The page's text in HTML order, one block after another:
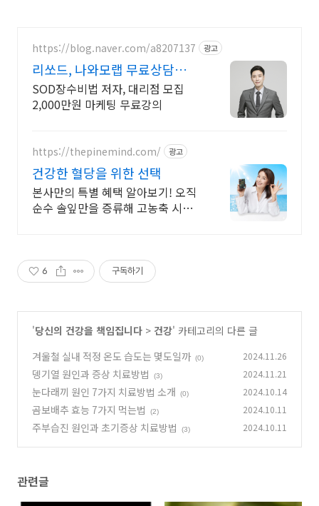
https://blog.naver.com/a8207137 광고
리쏘드, 나와모랩 무료상담
l599-6972
SOD장수비법 저자, 대리점 모집
2,000만원 마케팅 무료강의
https://thepinemind.com/ 광고
건강한 혈당을 위한 선택
본사만의 특별 혜택 알아보기! 오직
순수 솔잎만을 증류해 고농축 시킨
6 구독하기
'당신의 건강을 책임집니다 > 건강' 카테고리의 다른 글
겨울철 실내 적정 온도 습도는 몇도일까 (0) 2024.11.26
뎅기열 원인과 증상 치료방법 (3) 2024.11.21
눈다래끼 원인 7가지 치료방법 소개 (0) 2024.10.14
곰보배추 효능 7가지 먹는법 (2) 2024.10.11
주부습진 원인과 초기증상 치료방법 (3) 2024.10.11
관련글